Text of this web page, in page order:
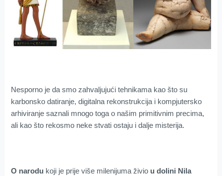
Nesporno je da smo zahvaljujući tehnikama kao što su
karbonsko datiranje, digitalna rekonstrukcija i kompjutersko
arhiviranje saznali mnogo toga o našim primitivnim precima,
ali kao što rekosmo neke stvati ostaju i dalje misterija.
O narodukoji je prije više milenijuma živio u dolini Nila